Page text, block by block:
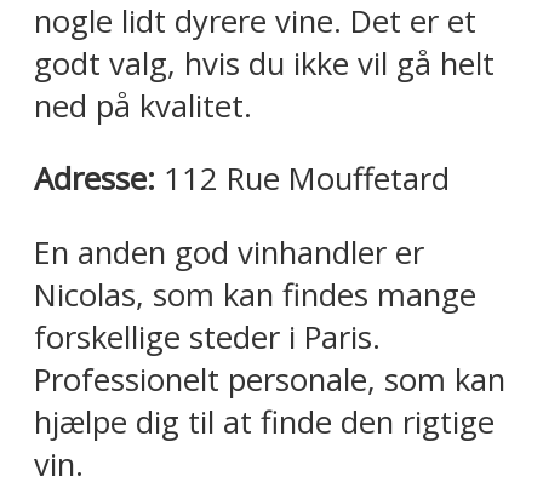
nogle lidt dyrere vine. Det er et
godt valg, hvis du ikke vil gå helt
ned på kvalitet.
Adresse: 112 Rue Mouffetard
En anden god vinhandler er
Nicolas, som kan findes mange
forskellige steder i Paris.
Professionelt personale, som kan
hjælpe dig til at finde den rigtige
vin.